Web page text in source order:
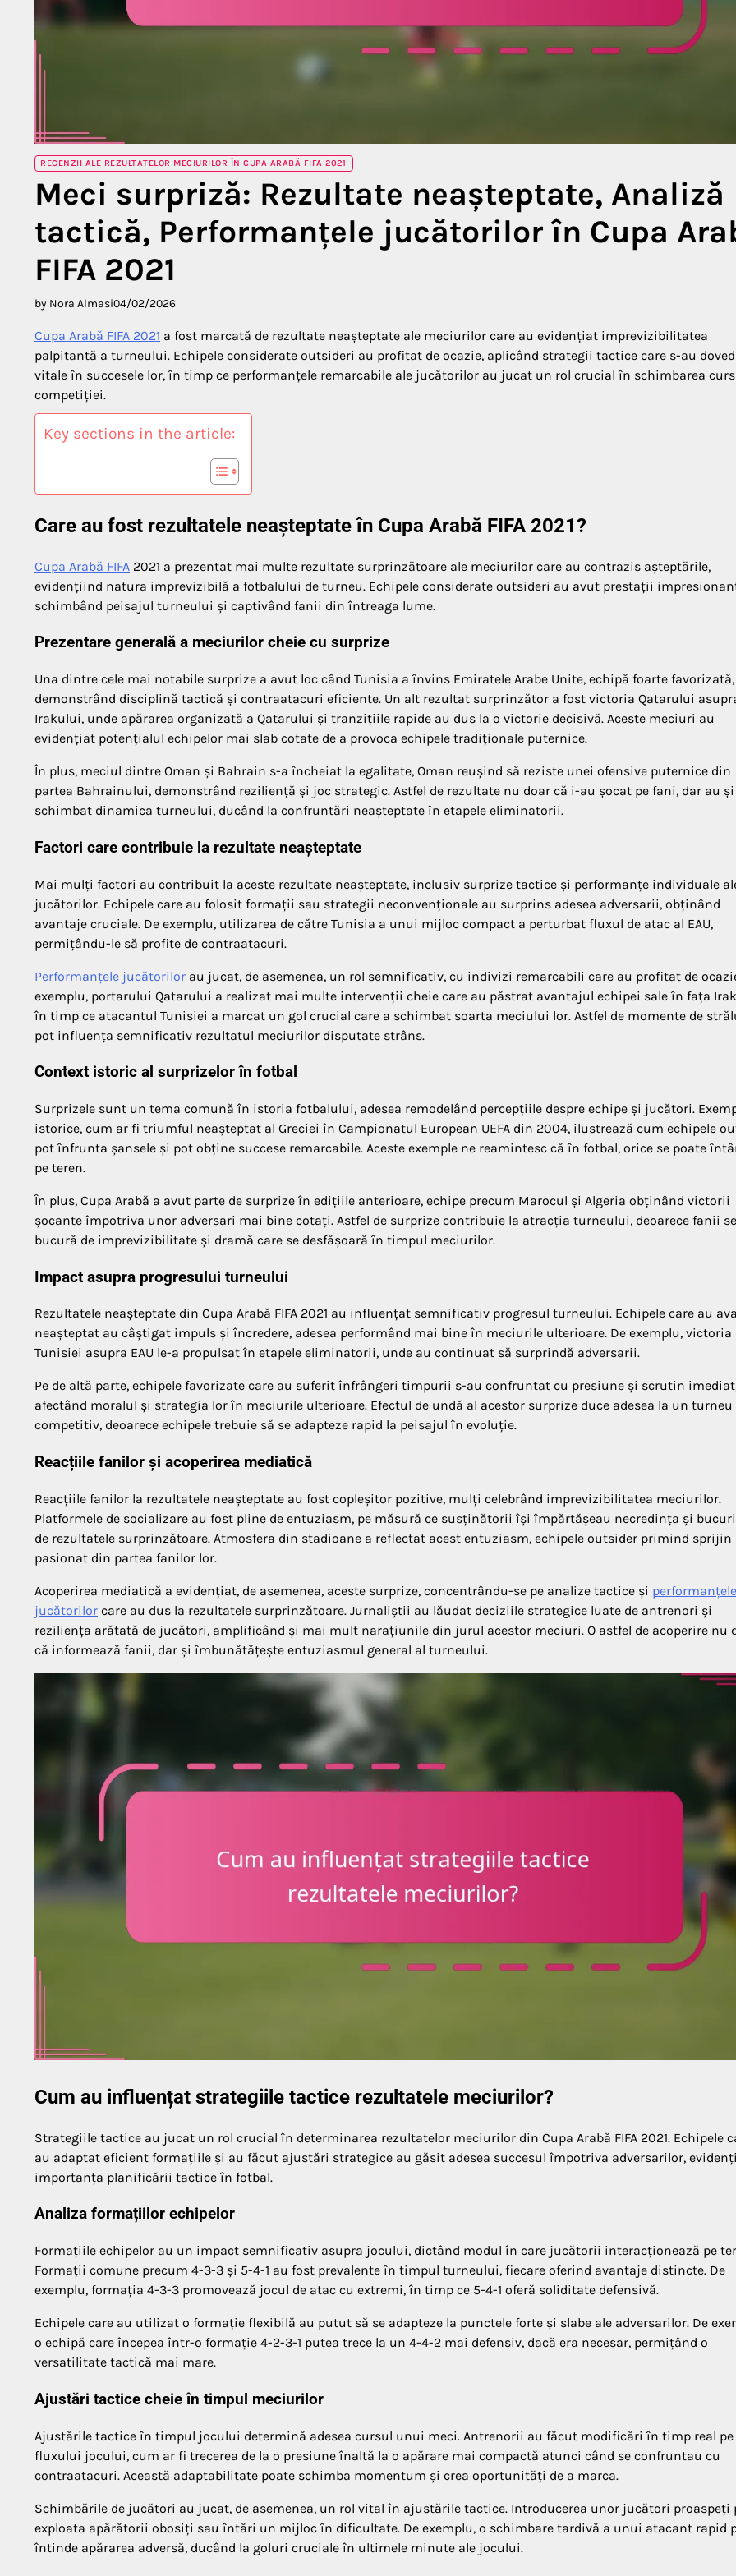
RECENZII ALE REZULTATELOR MECIURILOR ÎN CUPA ARABĂ FIFA 2021
Meci surpriză: Rezultate neașteptate, Analiză
tactică, Performanțele jucătorilor în Cupa
FIFA 2021
by Nora Almasi04/02/2026
Cupa Arabă FIFA 2021 a fost marcată de rezultate neașteptate ale meciurilor care au evidențiat imprevizibilitatea
palpitantă a turneului. Echipele considerate outsideri au profitat de ocazie, aplicând strategii tactice care s-au
vitale în succesele lor, în timp ce performanțele remarcabile ale jucătorilor au jucat un rol crucial în schimbarea
competiției.
Key sections in the article:
Care au fost rezultatele neașteptate în Cupa Arabă FIFA 2021?
Cupa Arabă FIFA 2021 a prezentat mai multe rezultate surprinzătoare ale meciurilor care au contrazis așteptările,
evidențiind natura imprevizibilă a fotbalului de turneu. Echipele considerate outsideri au avut prestații
schimbând peisajul turneului și captivând fanii din întreaga lume.
Prezentare generală a meciurilor cheie cu surprize
Una dintre cele mai notabile surprize a avut loc când Tunisia a învins Emiratele Arabe Unite, echipă foarte favorizată,
demonstrând disciplină tactică și contraatacuri eficiente. Un alt rezultat surprinzător a fost victoria Qatarului
Irakului, unde apărarea organizată a Qatarului și tranzițiile rapide au dus la o victorie decisivă. Aceste meciuri au
evidențiat potențialul echipelor mai slab cotate de a provoca echipele tradiționale puternice.
În plus, meciul dintre Oman și Bahrain s-a încheiat la egalitate, Oman reușind să reziste unei ofensive puternice din
partea Bahrainului, demonstrând reziliență și joc strategic. Astfel de rezultate nu doar că i-au șocat pe fani, dar au și
schimbat dinamica turneului, ducând la confruntări neașteptate în etapele eliminatorii.
Factori care contribuie la rezultate neașteptate
Mai mulți factori au contribuit la aceste rezultate neașteptate, inclusiv surprize tactice și performanțe individuale
jucătorilor. Echipele care au folosit formații sau strategii neconvenționale au surprins adesea adversarii, obținând
avantaje cruciale. De exemplu, utilizarea de către Tunisia a unui mijloc compact a perturbat fluxul de atac al EAU,
permițându-le să profite de contraatacuri.
Performanțele jucătorilor au jucat, de asemenea, un rol semnificativ, cu indivizi remarcabili care au profitat de
exemplu, portarului Qatarului a realizat mai multe intervenții cheie care au păstrat avantajul echipei sale în fața
în timp ce atacantul Tunisiei a marcat un gol crucial care a schimbat soarta meciului lor. Astfel de momente de
pot influența semnificativ rezultatul meciurilor disputate strâns.
Context istoric al surprizelor în fotbal
Surprizele sunt un tema comună în istoria fotbalului, adesea remodelând percepțiile despre echipe și jucători.
istorice, cum ar fi triumful neașteptat al Greciei în Campionatul European UEFA din 2004, ilustrează cum echipele
pot înfrunta șansele și pot obține succese remarcabile. Aceste exemple ne reamintesc că în fotbal, orice se poate
pe teren.
În plus, Cupa Arabă a avut parte de surprize în edițiile anterioare, echipe precum Marocul și Algeria obținând victorii
șocante împotriva unor adversari mai bine cotați. Astfel de surprize contribuie la atracția turneului, deoarece fanii se
bucură de imprevizibilitate și dramă care se desfășoară în timpul meciurilor.
Impact asupra progresului turneului
Rezultatele neașteptate din Cupa Arabă FIFA 2021 au influențat semnificativ progresul turneului. Echipele care au
neașteptat au câștigat impuls și încredere, adesea performând mai bine în meciurile ulterioare. De exemplu, victoria
Tunisiei asupra EAU le-a propulsat în etapele eliminatorii, unde au continuat să surprindă adversarii.
Pe de altă parte, echipele favorizate care au suferit înfrângeri timpurii s-au confruntat cu presiune și scrutin
afectând moralul și strategia lor în meciurile ulterioare. Efectul de undă al acestor surprize duce adesea la un turneu
competitiv, deoarece echipele trebuie să se adapteze rapid la peisajul în evoluție.
Reacțiile fanilor și acoperirea mediatică
Reacțiile fanilor la rezultatele neașteptate au fost copleșitor pozitive, mulți celebrând imprevizibilitatea meciurilor.
Platformele de socializare au fost pline de entuziasm, pe măsură ce susținătorii își împărtășeau necredința și
de rezultatele surprinzătoare. Atmosfera din stadioane a reflectat acest entuziasm, echipele outsider primind sprijin
pasionat din partea fanilor lor.
Acoperirea mediatică a evidențiat, de asemenea, aceste surprize, concentrându-se pe analize tactice și performanțele
jucătorilor care au dus la rezultatele surprinzătoare. Jurnaliștii au lăudat deciziile strategice luate de antrenori și
reziliența arătată de jucători, amplificând și mai mult narațiunile din jurul acestor meciuri. O astfel de acoperire nu
că informează fanii, dar și îmbunătățește entuziasmul general al turneului.
Cum au influențat strategiile tactice rezultatele meciurilor?
Strategiile tactice au jucat un rol crucial în determinarea rezultatelor meciurilor din Cupa Arabă FIFA 2021. Echipele
au adaptat eficient formațiile și au făcut ajustări strategice au găsit adesea succesul împotriva adversarilor,
importanța planificării tactice în fotbal.
Analiza formațiilor echipelor
Formațiile echipelor au un impact semnificativ asupra jocului, dictând modul în care jucătorii interacționează pe
Formații comune precum 4-3-3 și 5-4-1 au fost prevalente în timpul turneului, fiecare oferind avantaje distincte. De
exemplu, formația 4-3-3 promovează jocul de atac cu extremi, în timp ce 5-4-1 oferă soliditate defensivă.
Echipele care au utilizat o formație flexibilă au putut să se adapteze la punctele forte și slabe ale adversarilor. De
o echipă care începea într-o formație 4-2-3-1 putea trece la un 4-4-2 mai defensiv, dacă era necesar, permițând o
versatilitate tactică mai mare.
Ajustări tactice cheie în timpul meciurilor
Ajustările tactice în timpul jocului determină adesea cursul unui meci. Antrenorii au făcut modificări în timp real pe
fluxului jocului, cum ar fi trecerea de la o presiune înaltă la o apărare mai compactă atunci când se confruntau cu
contraatacuri. Această adaptabilitate poate schimba momentum și crea oportunități de a marca.
Schimbările de jucători au jucat, de asemenea, un rol vital în ajustările tactice. Introducerea unor jucători proaspeți
exploata apărătorii obosiți sau întări un mijloc în dificultate. De exemplu, o schimbare tardivă a unui atacant rapid
întinde apărarea adversă, ducând la goluri cruciale în ultimele minute ale jocului.